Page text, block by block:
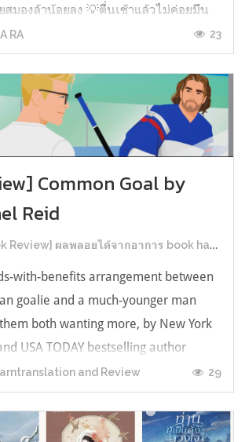
สมองล้าน้อยลง 💡ตื่นเช้าแล้วไม่ค่อยมึน
เดียไม่ตัน ยิ่งทำงานสาย Content แนะนำ
ชอบตรงที่ไม่มีกลิ่นคาวเลย กินง่ายสุด
ยกินน้ำมันปลามาเลย ใครที่เคยกิ...
RA 23
Common Goal by
Reid
ผลพลอยได้จากอาการ book hangover หลังอ่านสารพัน MM Romance
with-benefits arrangement between
goalie and a much-younger man
both wanting more, by New York
USA TODAY bestselling author
เป็นเรื่องลำดับที่ 4ในซีรีส์ Game
และเป็นเล่มที่ 4 ที่เราหยิบมาอ่าน ใน
บเรื่องกับลำดับที่หยิบอ่านก็ตรงกั...
and Review 29